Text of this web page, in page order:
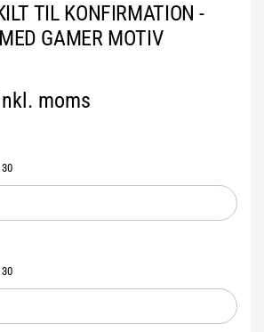
TIL KONFIRMATION -
GAMER MOTIV
moms